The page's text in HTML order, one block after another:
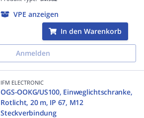
VPE anzeigen
In den Warenkorb
Anmelden
IFM ELECTRONIC
OGS-OOKG/US100, Einweglichtschranke,
Rotlicht, 20 m, IP 67, M12
Steckverbindung